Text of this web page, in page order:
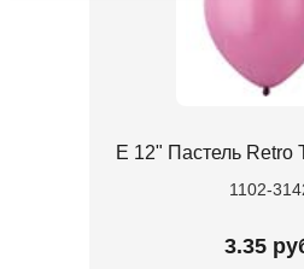
Е 12" Пастель Retro
1102-
3.35